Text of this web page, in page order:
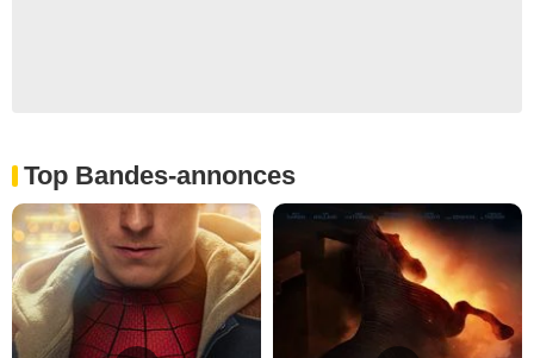
Top Bandes-annonces